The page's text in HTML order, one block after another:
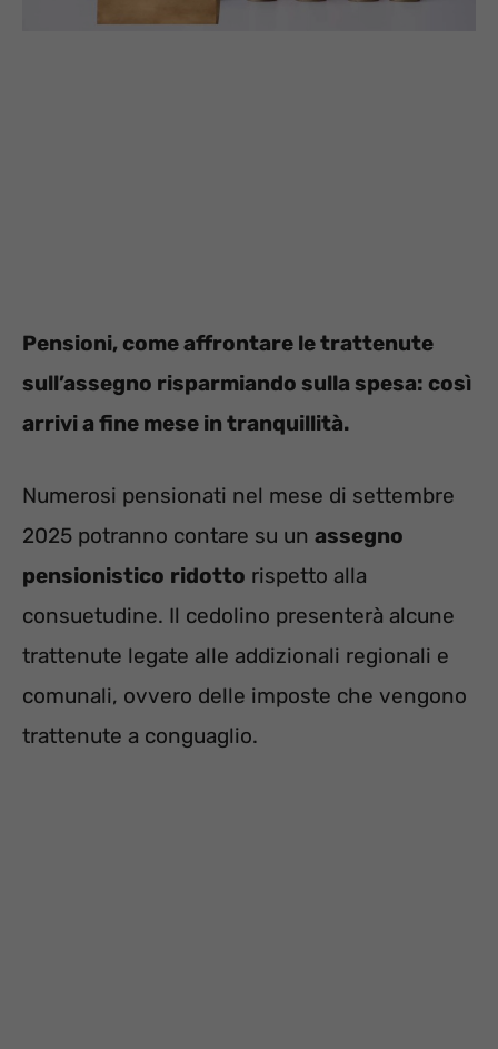
Pensioni, come affrontare le trattenute
sull’assegno risparmiando sulla spesa: così
arrivi a fine mese in tranquillità.
Numerosi pensionati nel mese di settembre
2025 potranno contare su un assegno
pensionistico ridotto rispetto alla
consuetudine. Il cedolino presenterà alcune
trattenute legate alle addizionali regionali e
comunali, ovvero delle imposte che vengono
trattenute a conguaglio.